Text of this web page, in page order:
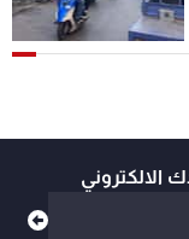
الالكتروني